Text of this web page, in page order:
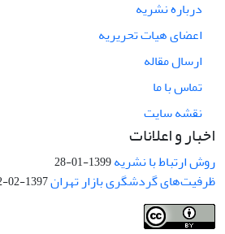
درباره نشریه
اعضای هیات تحریریه
ارسال مقاله
تماس با ما
نقشه سایت
اخبار و اعلانات
روش ارتباط با نشریه1399-01-28
ظرفیت‌های گردشگری بازار تهران1397-02-02